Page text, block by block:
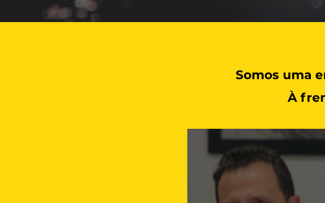
Somos uma
À